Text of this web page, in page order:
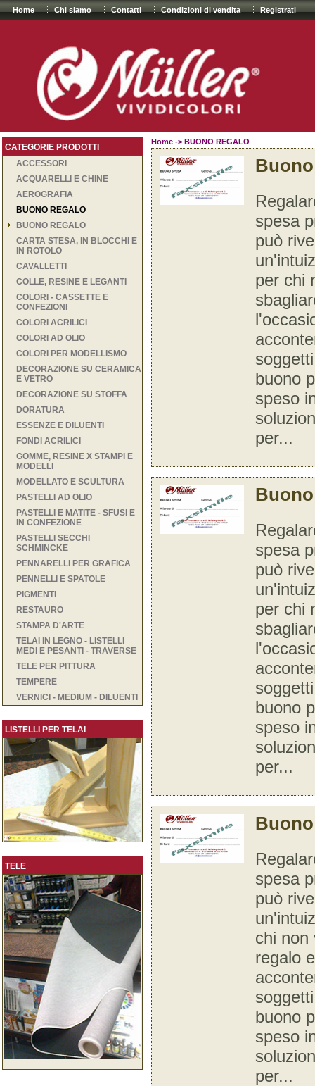
Home Chi siamo Contatti Condizioni di vendita Registrati
CATEGORIE PRODOTTI
ACCESSORI
ACQUARELLI E CHINE
AEROGRAFIA
BUONO REGALO
BUONO REGALO
CARTA STESA, IN BLOCCHI E
IN ROTOLO
CAVALLETTI
COLLE, RESINE E LEGANTI
COLORI - CASSETTE E
CONFEZIONI
COLORI ACRILICI
COLORI AD OLIO
COLORI PER MODELLISMO
DECORAZIONE SU CERAMICA
E VETRO
DECORAZIONE SU STOFFA
DORATURA
ESSENZE E DILUENTI
FONDI ACRILICI
GOMME, RESINE X STAMPI E
MODELLI
MODELLATO E SCULTURA
PASTELLI AD OLIO
PASTELLI E MATITE - SFUSI E
IN CONFEZIONE
PASTELLI SECCHI
SCHMINCKE
PENNARELLI PER GRAFICA
PENNELLI E SPATOLE
PIGMENTI
RESTAURO
STAMPA D'ARTE
TELAI IN LEGNO - LISTELLI
MEDI E PESANTI - TRAVERSE
TELE PER PITTURA
TEMPERE
VERNICI - MEDIUM - DILUENTI
LISTELLI PER TELAI
TELE
Home -> BUONO REGALO
spesa
può
per chi
buono
speso
per...
spesa
può
per chi
buono
speso
per...
spesa
può
chi non
regalo
buono
speso
per...